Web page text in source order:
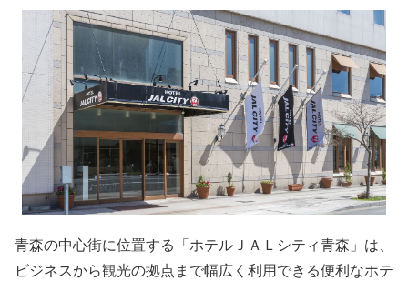
青森の中心街に位置する「ホテルＪＡＬシティ青森」は、
ビジネスから観光の拠点まで幅広く利用できる便利なホテ